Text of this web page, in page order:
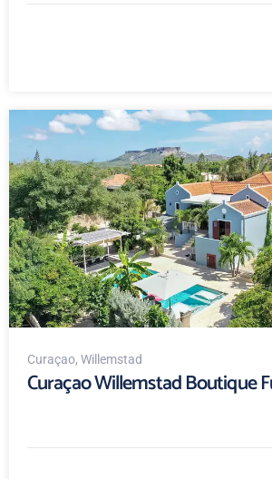
Curaçao, Willemstad
Curaçao Willemstad Boutique